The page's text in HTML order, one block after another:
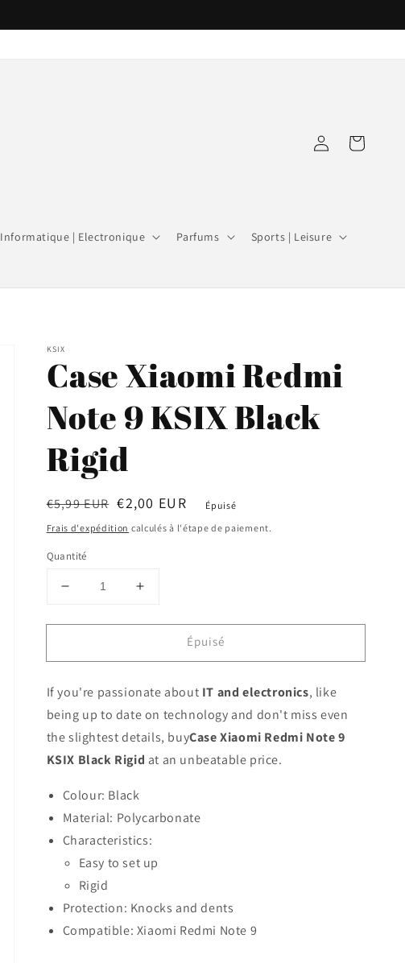
Informatique | Electronique Parfums Sports | Leisure
Connexion Panier
KSIX
Case Xiaomi Redmi
Note 9 KSIX Black
Rigid
Prix
habituel
€5,99 EUR
Prix
soldé
€2,00 EUR
Épuisé
Frais d'expédition calculés à l'étape de paiement.
Quantité
Réduire
quantité
Case
Redmi
Note
KSIX
Black
Augmenter
quantité
Case
Redmi
Note
KSIX
Black
Épuisé
If you're passionate about IT and electronics, like
being up to date on technology and don't miss even
the slightest details, buyCase Xiaomi Redmi Note 9
KSIX Black Rigid at an unbeatable price.
Colour: Black
Material: Polycarbonate
Characteristics:
Easy to set up
Rigid
Protection: Knocks and dents
Compatible: Xiaomi Redmi Note 9